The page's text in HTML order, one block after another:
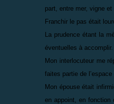
part, entre mer, vigne et
Franchir le pas était
La prudence étant la
éventuelles à accomplir.
Mon interlocuteur me
faites partie de
Mon épouse était
en appoint, en fonction